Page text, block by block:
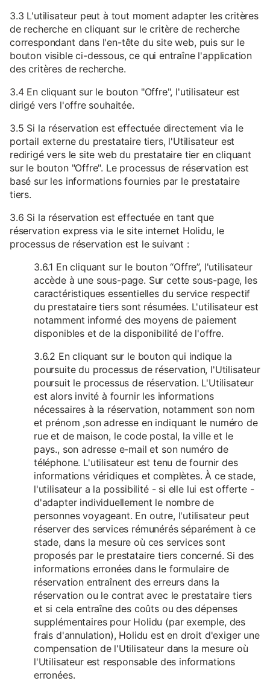
3.3 L'utilisateur peut à tout moment adapter les critères
de recherche en cliquant sur le critère de recherche
correspondant dans l'en-tête du site web, puis sur le
bouton visible ci-dessous, ce qui entraîne l'application
des critères de recherche.
3.4 En cliquant sur le bouton "Offre", l'utilisateur est
dirigé vers l'offre souhaitée.
3.5 Si la réservation est effectuée directement via le
portail externe du prestataire tiers, l'Utilisateur est
redirigé vers le site web du prestataire tier en cliquant
sur le bouton "Offre". Le processus de réservation est
basé sur les informations fournies par le prestataire
tiers.
3.6 Si la réservation est effectuée en tant que
réservation express via le site internet Holidu, le
processus de réservation est le suivant :
3.6.1 En cliquant sur le bouton “Offre”, l'utilisateur
accède à une sous-page. Sur cette sous-page, les
caractéristiques essentielles du service respectif
du prestataire tiers sont résumées. L'utilisateur est
notamment informé des moyens de paiement
disponibles et de la disponibilité de l'offre.
3.6.2 En cliquant sur le bouton qui indique la
poursuite du processus de réservation, l'Utilisateur
poursuit le processus de réservation. L'Utilisateur
est alors invité à fournir les informations
nécessaires à la réservation, notamment son nom
et prénom ,son adresse en indiquant le numéro de
rue et de maison, le code postal, la ville et le
pays., son adresse e-mail et son numéro de
téléphone. L'utilisateur est tenu de fournir des
informations véridiques et complètes. À ce stade,
l'utilisateur a la possibilité - si elle lui est offerte -
d'adapter individuellement le nombre de
personnes voyageant. En outre, l'utilisateur peut
réserver des services rémunérés séparément à ce
stade, dans la mesure où ces services sont
proposés par le prestataire tiers concerné. Si des
informations erronées dans le formulaire de
réservation entraînent des erreurs dans la
réservation ou le contrat avec le prestataire tiers
et si cela entraîne des coûts ou des dépenses
supplémentaires pour Holidu (par exemple, des
frais d'annulation), Holidu est en droit d'exiger une
compensation de l'Utilisateur dans la mesure où
l'Utilisateur est responsable des informations
erronées.